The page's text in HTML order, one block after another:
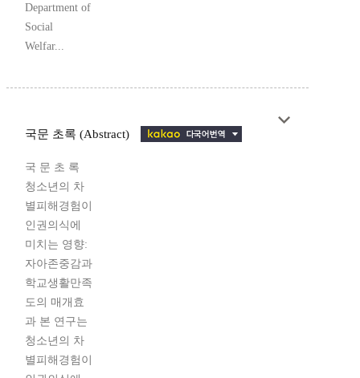
Department of
Social
Welfar...
국문 초록 (Abstract)
국 문 초 록
청소년의 차
별피해경험이
인권의식에
미치는 영향:
자아존중감과
학교생활만족
도의 매개효
과 본 연구는
청소년의 차
별피해경험이